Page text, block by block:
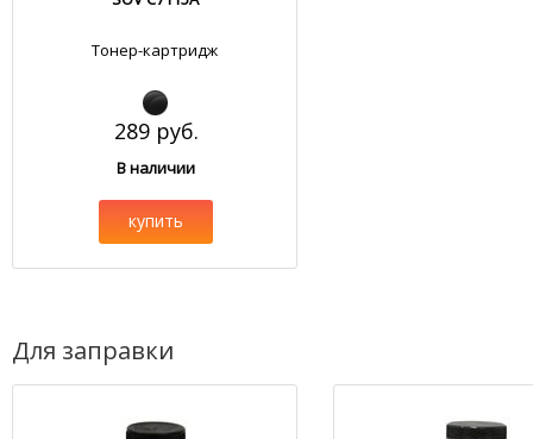
Тонер-картридж
289 руб.
В наличии
купить
Для заправки